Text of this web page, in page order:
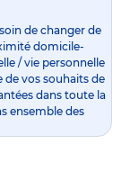
de changer de
domicile-
/ vie personnelle
de vos souhaits de
dans toute la
ensemble des